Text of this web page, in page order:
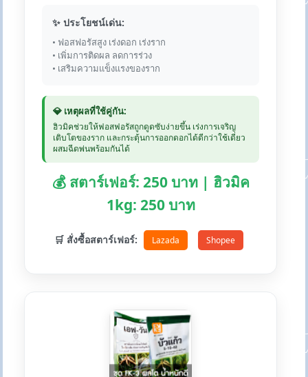
✨ ประโยชน์เด่น:
• ฟอสฟอรัสสูง เร่งดอก เร่งราก
• เพิ่มการติดผล ลดการร่วง
• เสริมความแข็งแรงของราก
💎 เหตุผลที่ใช้คู่กัน:
ฮิวมิคช่วยให้ฟอสฟอรัสถูกดูดซับง่ายขึ้น เร่งการเจริญ
เติบโตของราก และกระตุ้นการออกดอกได้ดีกว่าใช้เดี่ยว
ผสมฉีดพ่นพร้อมกันได้
💰 สตาร์เฟอร์: 250 บาท | ฮิวมิค
1kg: 250 บาท
🛒 สั่งซื้อสตาร์เฟอร์: Lazada Shopee